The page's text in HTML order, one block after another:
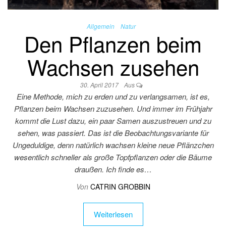
Allgemein Natur
Den Pflanzen beim
Wachsen zusehen
30. April 2017 Aus
Eine Methode, mich zu erden und zu verlangsamen, ist es,
Pflanzen beim Wachsen zuzusehen. Und immer im Frühjahr
kommt die Lust dazu, ein paar Samen auszustreuen und zu
sehen, was passiert. Das ist die Beobachtungsvariante für
Ungeduldige, denn natürlich wachsen kleine neue Pflänzchen
wesentlich schneller als große Topfpflanzen oder die Bäume
draußen. Ich finde es…
Von CATRIN GROBBIN
Weiterlesen